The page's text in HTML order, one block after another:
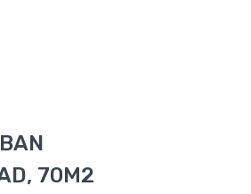
70M2